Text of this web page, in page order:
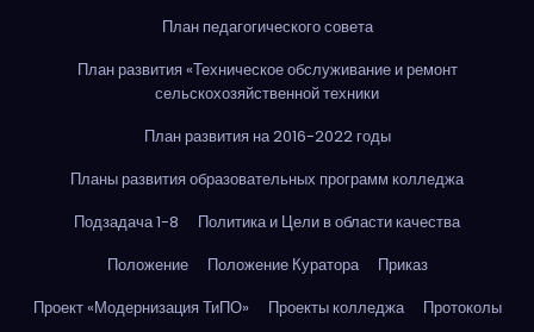
План педагогического совета
План развития «Техническое обслуживание и ремонт
сельскохозяйственной техники
План развития на 2016-2022 годы
Планы развития образовательных программ колледжа
Подзадача 1-8
Политика и Цели в области качества
Положение
Положение Куратора
Приказ
Проект «Модернизация ТиПО»
Проекты колледжа
Протоколы